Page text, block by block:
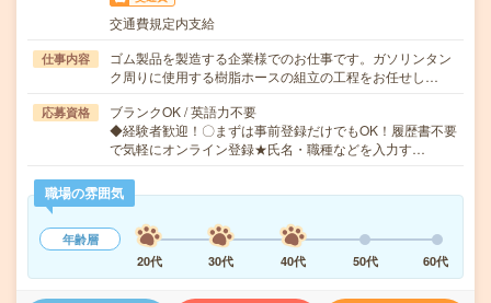
交通費規定内支給
仕事内容
ゴム製品を製造する企業様でのお仕事です。ガソリンタン
ク周りに使用する樹脂ホースの組立の工程をお任せし…
応募資格
ブランクOK / 英語力不要
◆経験者歓迎！〇まずは事前登録だけでもOK！履歴書不要
で気軽にオンライン登録★氏名・職種などを入力す…
職場の雰囲気
年齢層
20代
30代 40代 50代 60代